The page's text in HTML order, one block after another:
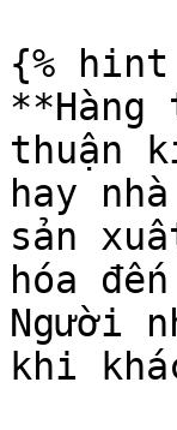
{%
thuận
hay
sản
hóa
Người
khi